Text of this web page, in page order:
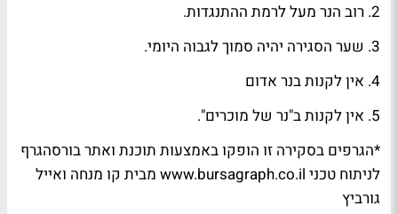
2. רוב הנר מעל לרמת ההתנגדות.
3. שער הסגירה יהיה סמוך לגבוה היומי.
4. אין לקנות בנר אדום
5. אין לקנות ב"נר של מוכרים".
*הגרפים בסקירה זו הופקו באמצעות תוכנת ואתר בורסהגרף
לניתוח טכני www.bursagraph.co.il מבית קו מנחה ואייל
גורביץ